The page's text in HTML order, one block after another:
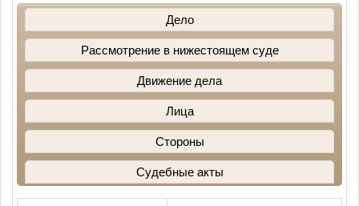
Дело
Рассмотрение в нижестоящем суде
Движение дела
Лица
Стороны
Судебные акты